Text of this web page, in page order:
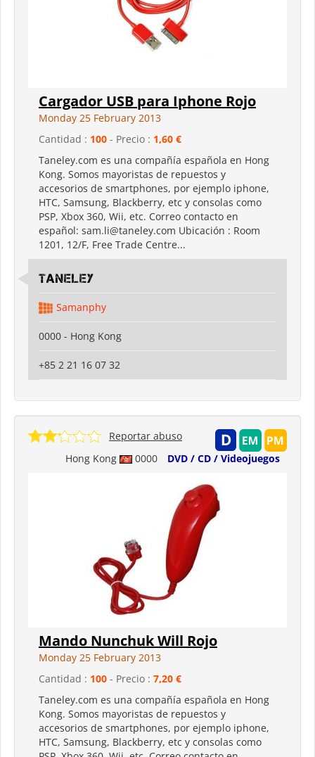
Cargador USB para Iphone Rojo
Monday 25 February 2013
Cantidad : 100 - Precio : 1,60 €
Taneley.com es una compañía española en Hong
Kong. Somos mayoristas de repuestos y
accesorios de smartphones, por ejemplo iphone,
HTC, Samsung, Blackberry, etc y consolas como
PSP, Xbox 360, Wii, etc. Correo contacto en
español: sam.li@taneley.com Ubicación : Room
1201, 12/F, Free Trade Centre...
Taneley
Samanphy
0000 - Hong Kong
+85 2 21 16 07 32
Hong Kong 0000 DVD / CD / Videojuegos
Reportar abuso
Mando Nunchuk Will Rojo
Monday 25 February 2013
Cantidad : 100 - Precio : 7,20 €
Taneley.com es una compañía española en Hong
Kong. Somos mayoristas de repuestos y
accesorios de smartphones, por ejemplo iphone,
HTC, Samsung, Blackberry, etc y consolas como